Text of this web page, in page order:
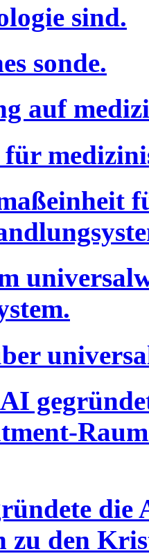
sind.
sonde.
auf
die
zu den